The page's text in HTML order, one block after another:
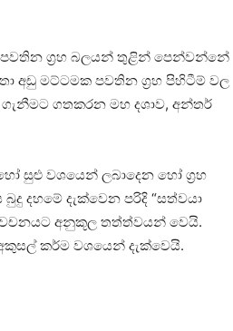
ග්‍රහ බලයන් තුළින් පෙන්වන්නේ
අඩු මට්‌ටමක පවතින ග්‍රහ පිහිටීම් වල
ගතකරන මහ දශාව, අන්තර්
සුළු වශයෙන් ලබාදෙන හෝ ග්‍රහ
දහමේ දැක්‌වෙන පරිදි “සත්වයා
වචනයට අනුකූල තත්ත්වයන් වෙයි.
කර්ම වශයෙන් දැක්‌වෙයි.